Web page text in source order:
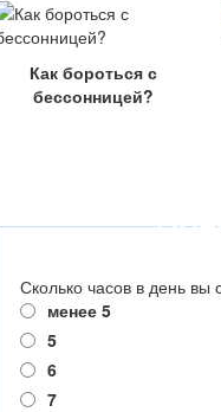
Как бороться с
бессонницей?
Сколько часов в день вы
менее 5
5
6
7